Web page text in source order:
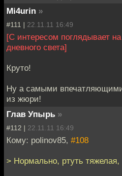
Mi4urin »
#111 | 22.11.11 16:49
[С интересом поглядывает
дневного света]
Круто!
Ну а самыми
из жюри!
Глав Упырь »
#112 | 22.11.11 16:49
Кому: polinov85, #108
> Нормально, ртуть тяжелая,